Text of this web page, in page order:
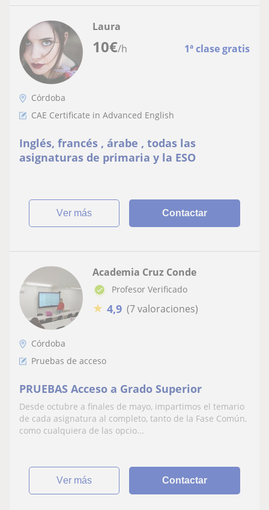
10€/h 1ª clase gratis
Laura
Córdoba
CAE Certificate in Advanced English
Inglés, francés , árabe , todas las
asignaturas de primaria y la ESO
ver más Contactar
Academia Cruz Conde
Profesor Verificado
★ 4,9 (7 valoraciones)
Córdoba
Pruebas de acceso
PRUEBAS Acceso a Grado Superior
Desde octubre a finales de mayo, impartimos el temario
de cada asignatura al completo, tanto de la Fase Común,
como cualquiera de las opcio...
ver más Contactar